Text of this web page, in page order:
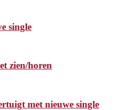
single
zien/horen
met nieuwe single